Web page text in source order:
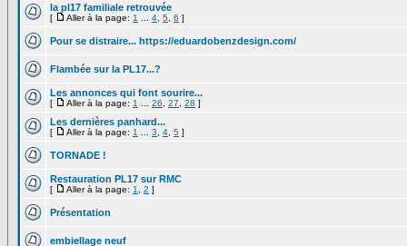
la pl17 familiale retrouvée
[ Aller à la page: 1 4 5 6 ]
Pour se distraire... https://eduardobenzdesign.com/
Flambée sur la PL17...?
Les annonces qui font sourire...
[ Aller à la page: 1 26 27 28 ]
Les dernières panhard...
[ Aller à la page: 1 3 4 5 ]
TORNADE !
Restauration PL17 sur RMC
[ Aller à la page: 1 2 ]
Présentation
embiellage neuf